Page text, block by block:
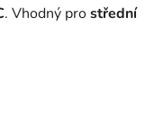
. Vhodný prostřední